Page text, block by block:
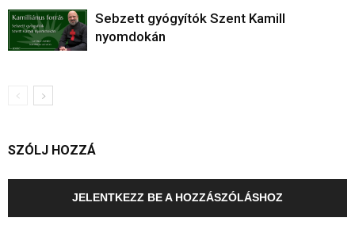
Sebzett gyógyítók Szent Kamill
nyomdokán
SZÓLJ HOZZÁ
JELENTKEZZ BE A HOZZÁSZÓLÁSHOZ